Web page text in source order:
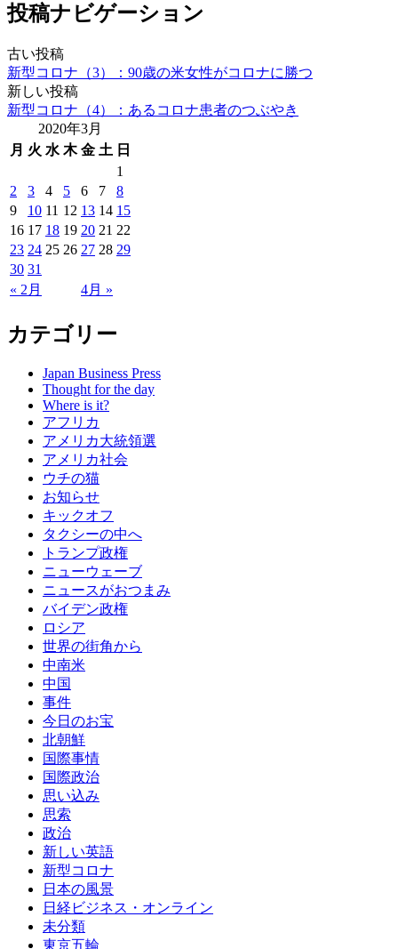
投稿ナビゲーション
古い投稿
新型コロナ（3）：90歳の米女性がコロナに勝つ
新しい投稿
新型コロナ（4）：あるコロナ患者のつぶやき
2020年3月
月 火 水 木 金 土 日
« 2月 4月 »
1
2
3 4 5 6 7
8
9
10 11 12 13 14 15
16 17 18 19 20 21 22
23 24 25 26 27 28 29
30 31
カテゴリー
Japan Business Press
Thought for the day
Where is it?
アフリカ
アメリカ大統領選
アメリカ社会
ウチの猫
お知らせ
キックオフ
タクシーの中へ
トランプ政権
ニューウェーブ
ニュースがおつまみ
バイデン政権
ロシア
世界の街角から
中南米
中国
事件
今日のお宝
北朝鮮
国際事情
国際政治
思い込み
思索
政治
新しい英語
新型コロナ
日本の風景
日経ビジネス・オンライン
未分類
東京五輪